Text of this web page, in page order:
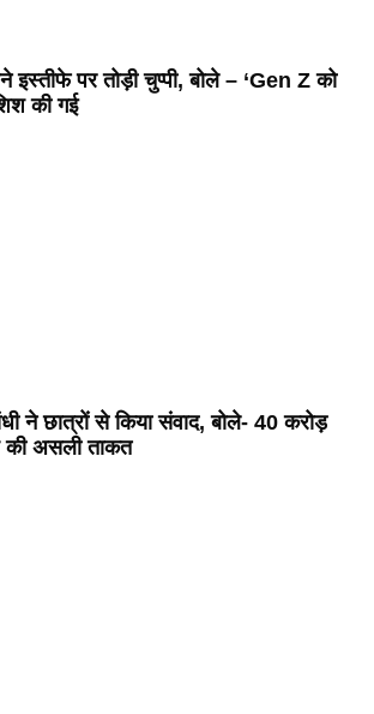
इस्तीफे पर तोड़ी चुप्पी, बोले – ‘Gen Z को
की गई
ने छात्रों से किया संवाद, बोले- 40 करोड़
की असली ताकत